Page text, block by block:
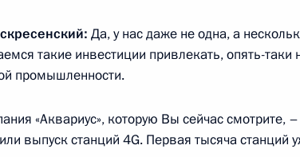
встреча с губернатором Ивановской
Да, у нас даже не одна, а
такие инвестиции привлекать, опять-
промышленности.
«Аквариус», которую Вы сейчас смотрите,
выпуск станций 4G. Первая тысяча станций